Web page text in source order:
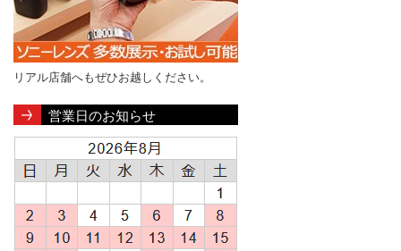
リアル店舗へもぜひお越しください。
営業日のお知らせ